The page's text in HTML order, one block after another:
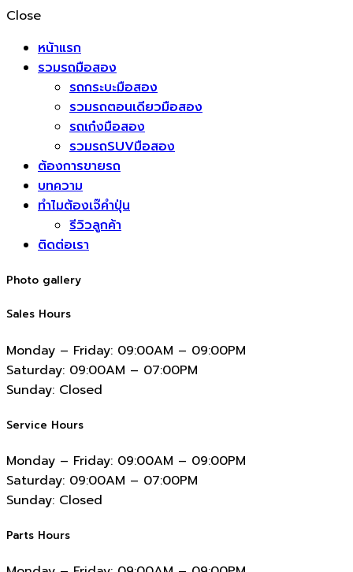
Close
หน้าแรก
รวมรถมือสอง
รถกระบะมือสอง
รวมรถตอนเดียวมือสอง
รถเก๋งมือสอง
รวมรถSUVมือสอง
ต้องการขายรถ
บทความ
ทำไมต้องเจ๊คำปุ่น
รีวิวลูกค้า
ติดต่อเรา
Photo gallery
Sales Hours
Monday – Friday: 09:00AM – 09:00PM
Saturday: 09:00AM – 07:00PM
Sunday: Closed
Service Hours
Monday – Friday: 09:00AM – 09:00PM
Saturday: 09:00AM – 07:00PM
Sunday: Closed
Parts Hours